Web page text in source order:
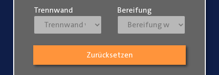
Trennwand Bereifung
Zurücksetzen